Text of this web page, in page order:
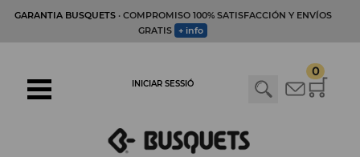
GARANTIA BUSQUETS· COMPROMISO 100% SATISFACCIÓN Y ENVÍOS
GRATIS + info
0
INICIAR SESSIÓ